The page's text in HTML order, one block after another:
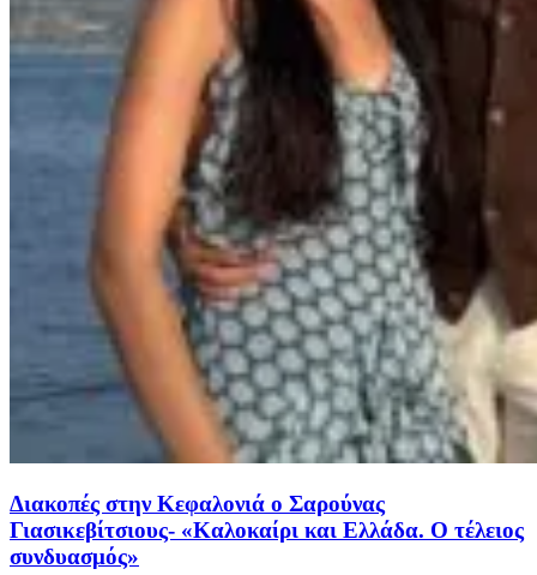
Διακοπές στην Κεφαλονιά ο Σαρούνας
Γιασικεβίτσιους- «Καλοκαίρι και Ελλάδα. Ο τέλειος
συνδυασμός»